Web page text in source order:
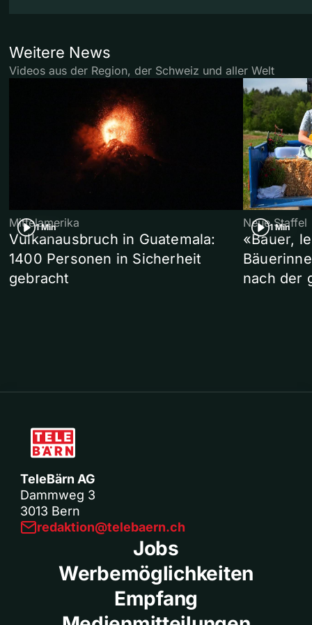
Weitere News
Videos aus der Region, der Schweiz und aller Welt
1 Min
Mittelamerika
Vulkanausbruch in Guatemala:
1400 Personen in Sicherheit
gebracht
1 Min
Neue Staffel
«Bauer,
nach der
TeleBärn AG
Dammweg 3
3013 Bern
redaktion@telebaern.ch
Jobs
Werbemöglichkeiten
Empfang